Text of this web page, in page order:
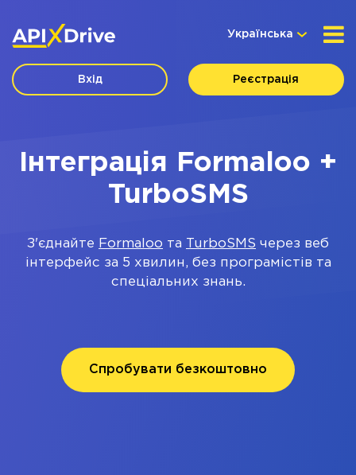
Українська
Вхід Реєстрація
Інтеграція Formaloo +
TurboSMS
З'єднайте Formaloo та TurboSMS через веб
інтерфейс за 5 хвилин, без програмістів та
спеціальних знань.
Спробувати безкоштовно